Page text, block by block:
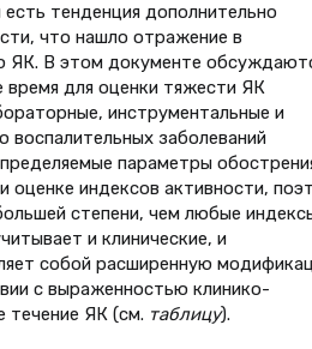
тенденция дополнительно
что нашло отражение в
ЯК. В этом документе
для оценки тяжести ЯК
инструментальные и
воспалительных заболеваний
параметры
оценке индексов активности,
степени, чем любые
и клинические, и
собой расширенную
с выраженностью клинико-
течение ЯК (см. таблицу).